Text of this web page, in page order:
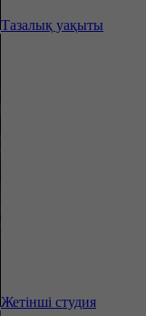
Тазалық уақыты
Жетінші студия